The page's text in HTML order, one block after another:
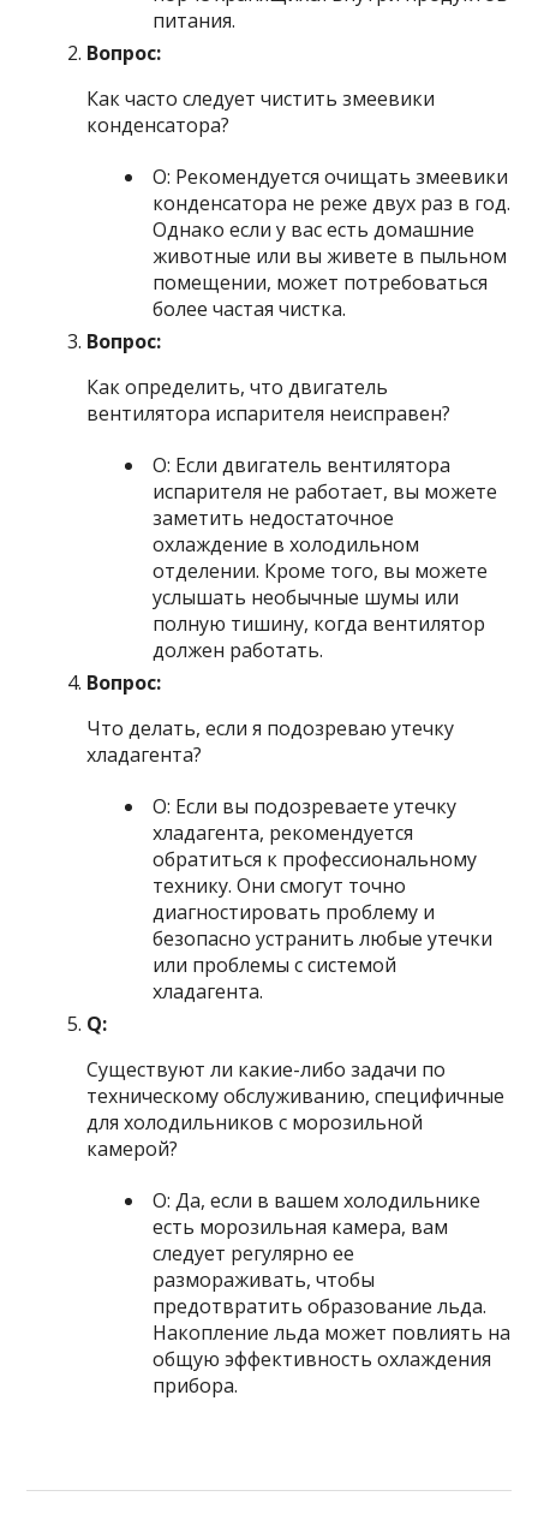
питания.
Вопрос:
Как часто следует чистить змеевики
конденсатора?
О: Рекомендуется очищать змеевики
конденсатора не реже двух раз в год.
Однако если у вас есть домашние
животные или вы живете в пыльном
помещении, может потребоваться
более частая чистка.
Вопрос:
Как определить, что двигатель
вентилятора испарителя неисправен?
О: Если двигатель вентилятора
испарителя не работает, вы можете
заметить недостаточное
охлаждение в холодильном
отделении. Кроме того, вы можете
услышать необычные шумы или
полную тишину, когда вентилятор
должен работать.
Вопрос:
Что делать, если я подозреваю утечку
хладагента?
О: Если вы подозреваете утечку
хладагента, рекомендуется
обратиться к профессиональному
технику. Они смогут точно
диагностировать проблему и
безопасно устранить любые утечки
или проблемы с системой
хладагента.
Q:
Существуют ли какие-либо задачи по
техническому обслуживанию, специфичные
для холодильников с морозильной
камерой?
О: Да, если в вашем холодильнике
есть морозильная камера, вам
следует регулярно ее
размораживать, чтобы
предотвратить образование льда.
Накопление льда может повлиять на
общую эффективность охлаждения
прибора.